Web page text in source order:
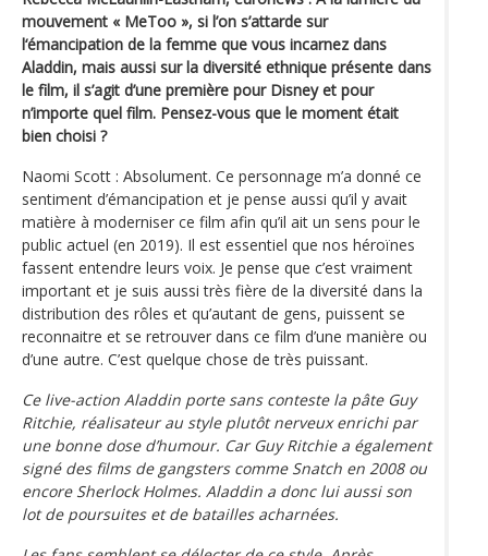
mouvement « MeToo », si l’on s’attarde sur
l‘émancipation de la femme que vous incarnez dans
Aladdin, mais aussi sur la diversité ethnique présente dans
le film, il s’agit d’une première pour Disney et pour
n’importe quel film. Pensez-vous que le moment était
bien choisi ?
Naomi Scott : Absolument. Ce personnage m’a donné ce
sentiment d’émancipation et je pense aussi qu’il y avait
matière à moderniser ce film afin qu’il ait un sens pour le
public actuel (en 2019). Il est essentiel que nos héroïnes
fassent entendre leurs voix. Je pense que c’est vraiment
important et je suis aussi très fière de la diversité dans la
distribution des rôles et qu’autant de gens, puissent se
reconnaitre et se retrouver dans ce film d’une manière ou
d’une autre. C’est quelque chose de très puissant.
Ce live-action Aladdin porte sans conteste la pâte Guy
Ritchie, réalisateur au style plutôt nerveux enrichi par
une bonne dose d’humour. Car Guy Ritchie a également
signé des films de gangsters comme Snatch en 2008 ou
encore Sherlock Holmes. Aladdin a donc lui aussi son
lot de poursuites et de batailles acharnées.